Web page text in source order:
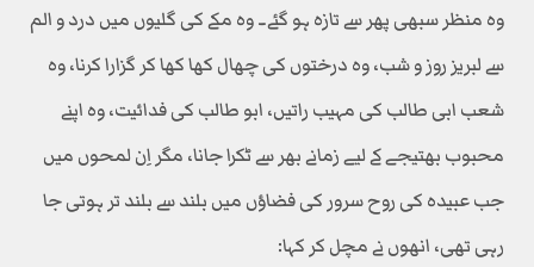
وہ منظر سبھی پھر سے تازہ ہو گئے۔ وہ مکے کی گلیوں میں درد و الم
سے لبریز روز و شب، وہ درختوں کی چھال کھا کھا کر گزارا کرنا، وہ
شعب ابی طالب کی مہیب راتیں، ابو طالب کی فدائیت، وہ اپنے
محبوب بھتیجے کے لیے زمانے بھر سے ٹکرا جانا، مگر اِن لمحوں میں
جب عبیدہ کی روح سرور کی فضاؤں میں بلند سے بلند تر ہوتی جا
رہی تھی، انھوں نے مچل کر کہا: